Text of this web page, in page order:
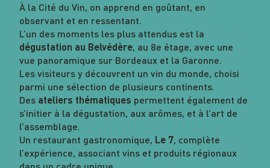
À la Cité du Vin, on apprend en goûtant, en
observant et en ressentant.
L’un des moments les plus attendus est la
dégustation au Belvédère, au 8e étage, avec une
vue panoramique sur Bordeaux et la Garonne.
Les visiteurs y découvrent un vin du monde, choisi
parmi une sélection de plusieurs continents.
Des ateliers thématiques permettent également de
s’initier à la dégustation, aux arômes, et à l’art de
l’assemblage.
Un restaurant gastronomique, Le 7, complète
l’expérience, associant vins et produits régionaux